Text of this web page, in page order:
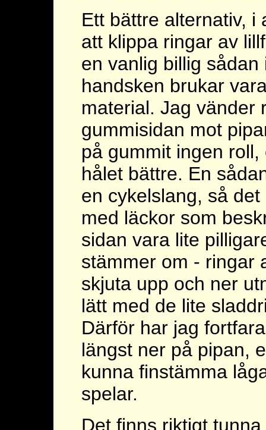
Ett bättre alternativ, i
att klippa ringar av
en vanlig billig
handsken brukar
material. Jag vänder
gummisidan mot
på gummit ingen
hålet bättre. En
en cykelslang, så
med läckor som
sidan vara lite
stämmer om - ringar
skjuta upp och ner
lätt med de lite
Därför har jag
längst ner på pipan,
kunna finstämma
spelar.
Det finns riktigt